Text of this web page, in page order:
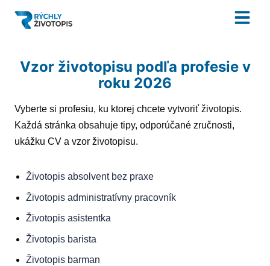
Vzor životopisu podľa profesie v
roku 2026
Vyberte si profesiu, ku ktorej chcete vytvoriť životopis.
Každá stránka obsahuje tipy, odporúčané zručnosti,
ukážku CV a vzor životopisu.
Životopisabsolvent bez praxe
Životopisadministratívny pracovník
Životopisasistentka
Životopis barista
Životopis barman